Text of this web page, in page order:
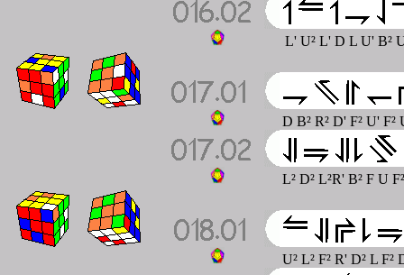
L' U² L' D L U' B²
D B² R² D' F² U'
L² D² L²R' B² F U
U² L² F² R' D² L